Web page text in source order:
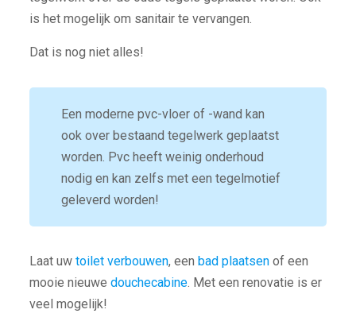
is het mogelijk om sanitair te vervangen.
Dat is nog niet alles!
Een moderne pvc-vloer of -wand kan
ook over bestaand tegelwerk geplaatst
worden. Pvc heeft weinig onderhoud
nodig en kan zelfs met een tegelmotief
geleverd worden!
Laat uw toilet verbouwen, een bad plaatsenof een
mooie nieuwe douchecabine. Met een renovatie is er
veel mogelijk!